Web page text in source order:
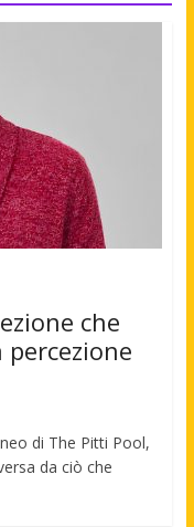
che
di The Pitti Pool,
da ciò che